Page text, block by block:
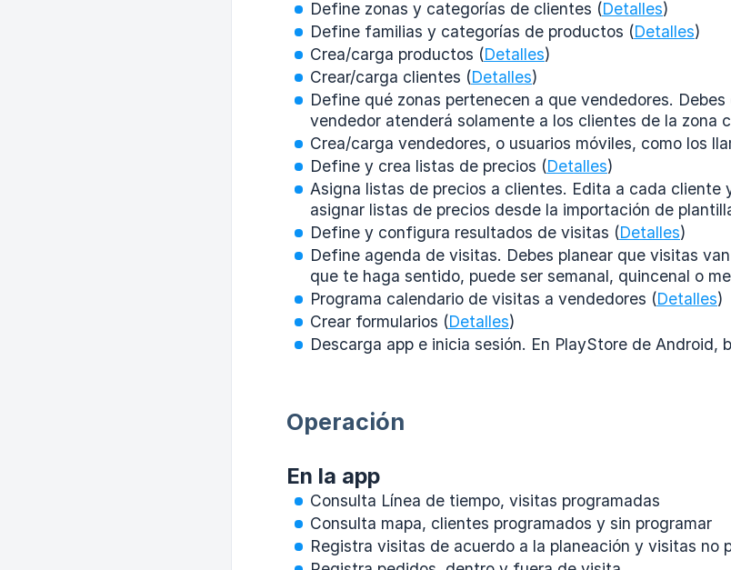
Define zonas y categorías de clientes (Detalles)
Define familias y categorías de productos (Detalles)
Crea/carga productos (Detalles)
Crear/carga clientes (Detalles)
Define qué zonas pertenecen a que vendedores.
vendedor atenderá solamente a los clientes de la zona
Crea/carga vendedores, o usuarios móviles, como los
Define y crea listas de precios (Detalles)
Asigna listas de precios a clientes. Edita a cada
asignar listas de precios desde la importación de
Define y configura resultados de visitas (Detalles)
Define agenda de visitas. Debes planear que visitas
que te haga sentido, puede ser semanal, quincenal o
Programa calendario de visitas a vendedores (Detalles)
Crear formularios (Detalles)
Descarga app e inicia sesión. En PlayStore de
Operación
En la app
Consulta Línea de tiempo, visitas programadas
Consulta mapa, clientes programados y sin programar
Registra visitas de acuerdo a la planeación y visitas no